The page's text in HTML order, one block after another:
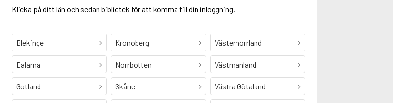
Klicka på ditt län och sedan bibliotek för att komma till din inloggning.
Blekinge
Dalarna
Gotland
Kronoberg
Norrbotten
Skåne
Västernorrland
Västmanland
Västra Götaland